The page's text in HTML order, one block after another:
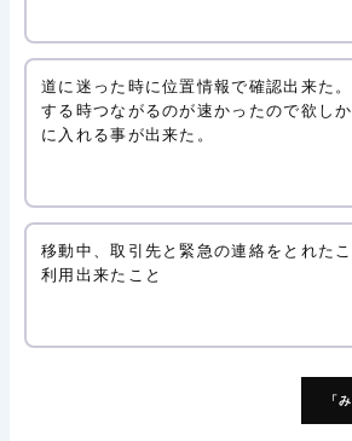
道に迷った時に位置情報で確認出来た
する時つながるのが速かったので欲し
に入れる事が出来た。
移動中、取引先と緊急の連絡をとれた
利用出来たこと
「